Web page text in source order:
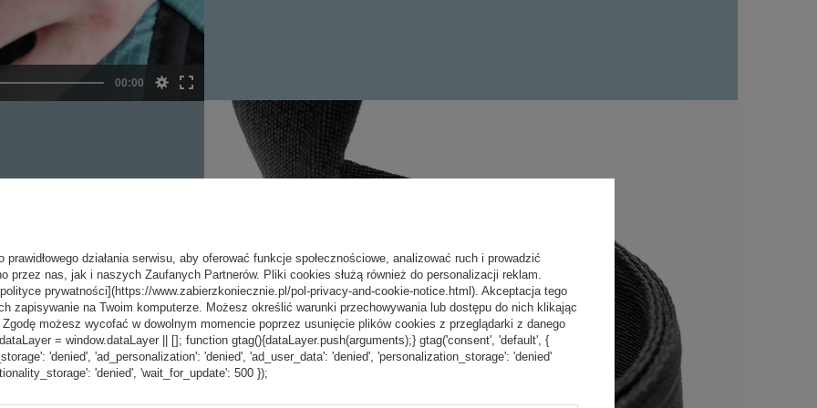
PASKI
i ucieczce z miejsca
w torbie większe
działania serwisu, aby oferować funkcje społecznościowe, analizować ruch i prowadzić
przez nas, jak i naszych Zaufanych Partnerów. Pliki cookies służą również do personalizacji reklam.
prywatności](https://www.zabierzkoniecznie.pl/pol-privacy-and-cookie-notice.html). Akceptacja tego
zapisywanie na Twoim komputerze. Możesz określić warunki przechowywania lub dostępu do nich klikając
Zgodę możesz wycofać w dowolnym momencie poprzez usunięcie plików cookies z przeglądarki z danego
= window.dataLayer || []; function gtag(){dataLayer.push(arguments);} gtag('consent', 'default', {
'denied', 'ad_personalization': 'denied', 'ad_user_data': 'denied', 'personalization_storage': 'denied'
'denied', 'wait_for_update': 500 });